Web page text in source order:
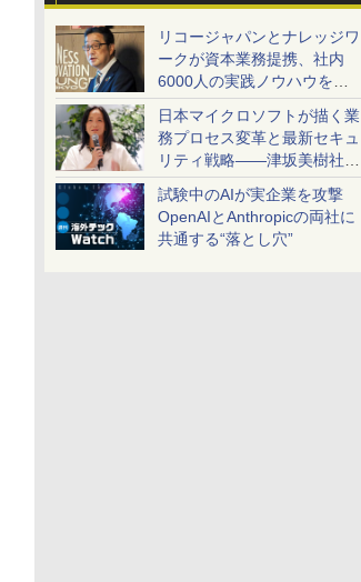
リコージャパンとナレッジワ
ークが資本業務提携、社内
6000人の実践ノウハウを生
かした「AI商談記録 for
RICOH」を展開へ
日本マイクロソフトが描く業
務プロセス変革と最新セキュ
リティ戦略――津坂美樹社長
が2027年度戦略を説明
試験中のAIが実企業を攻撃
OpenAIとAnthropicの両社に
共通する“落とし穴”